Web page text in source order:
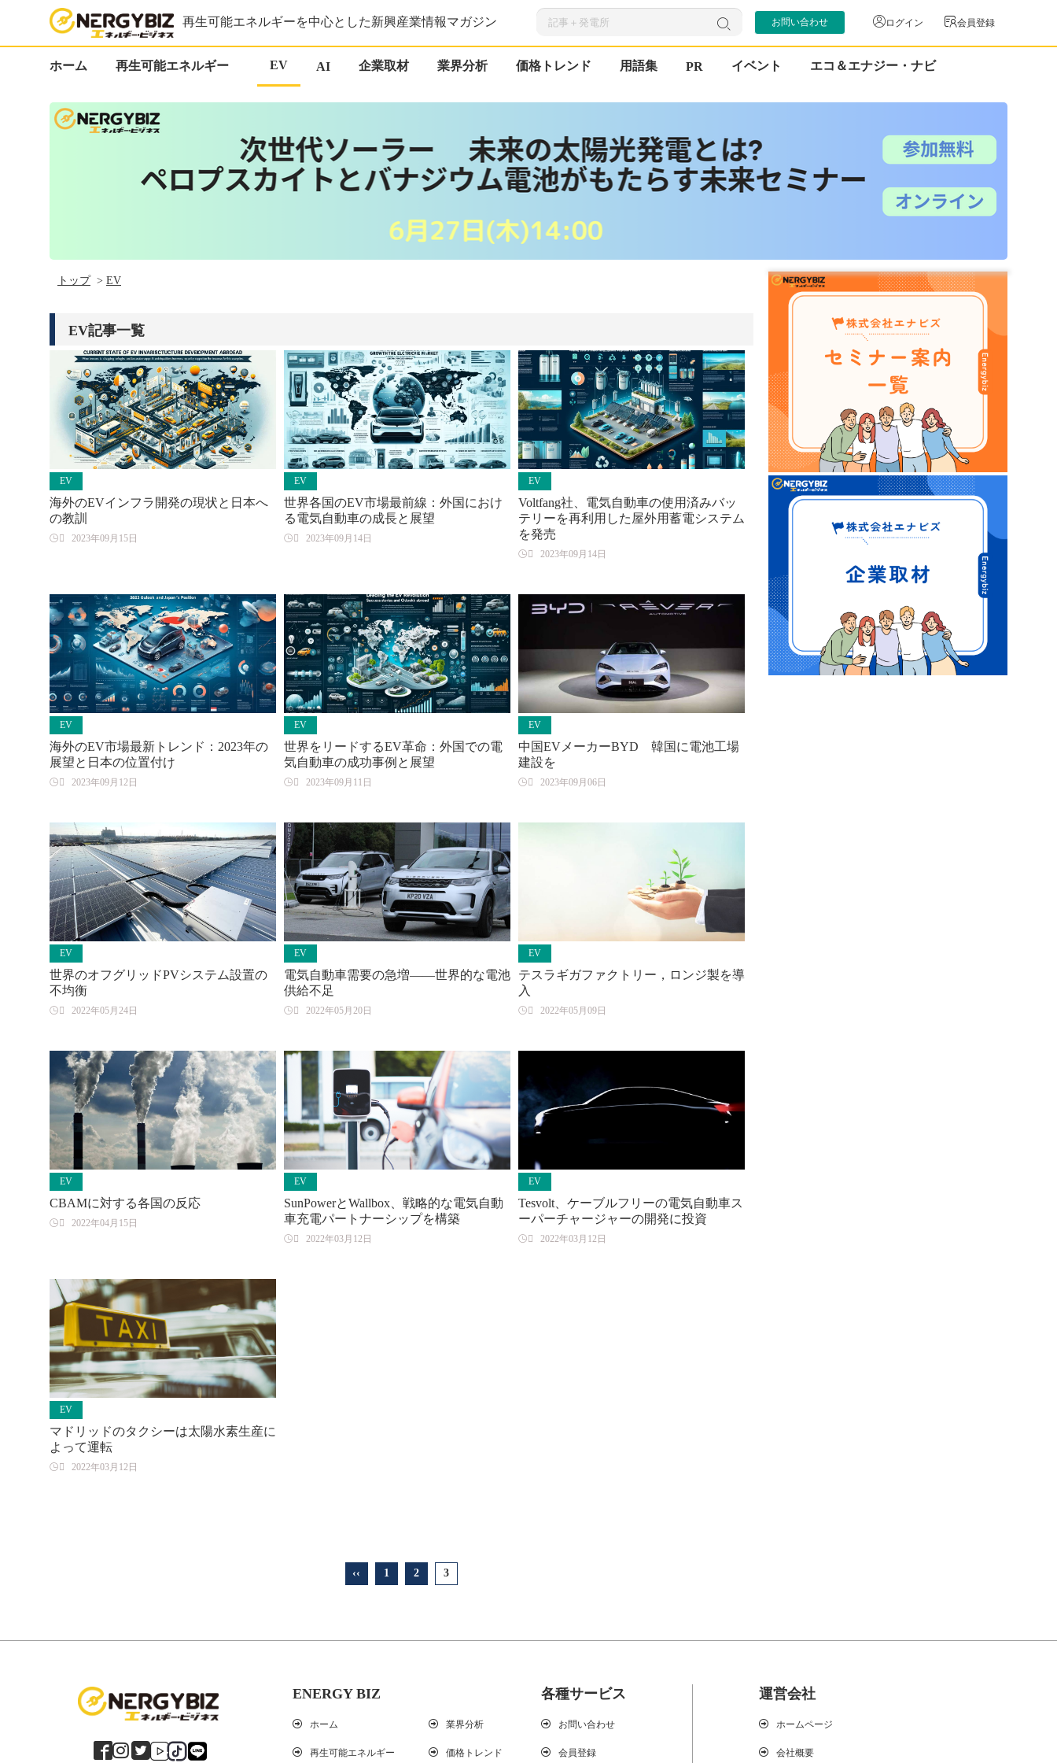
再生可能エネルギーを中心とした新興産業情報マガジン お問い合わせ ログイン 会員登録
ホーム 再生可能エネルギー EV AI 企業取材 業界分析 価格トレンド 用語集 PR イベント エコ＆エナジー・ナビ
トップ EV
EV記事一覧
EV
海外のEVインフラ開発の現状と日本へ
の教訓
 2023年09月15日
EV
世界各国のEV市場最前線：外国におけ
る電気自動車の成長と展望
 2023年09月14日
EV
Voltfang社、電気自動車の使用済みバッ
テリーを再利用した屋外用蓄電システム
を発売
 2023年09月14日
EV
海外のEV市場最新トレンド：2023年の
展望と日本の位置付け
 2023年09月12日
EV
世界をリードするEV革命：外国での電
気自動車の成功事例と展望
 2023年09月11日
EV
中国EVメーカーBYD 韓国に電池工場
建設を
 2023年09月06日
EV
世界のオフグリッドPVシステム設置の
不均衡
 2022年05月24日
EV
電気自動車需要の急増――世界的な電池
供給不足
 2022年05月20日
EV
テスラギガファクトリー，ロンジ製を導
入
 2022年05月09日
EV
CBAMに対する各国の反応
 2022年04月15日
EV
SunPowerとWallbox、戦略的な電気自動
車充電パートナーシップを構築
 2022年03月12日
EV
Tesvolt、ケーブルフリーの電気自動車ス
ーパーチャージャーの開発に投資
 2022年03月12日
EV
マドリッドのタクシーは太陽水素生産に
よって運転
 2022年03月12日
‹‹ 1 2 3
ENERGY BIZ
ホーム
再生可能エネルギー
業界分析
価格トレンド
各種サービス
お問い合わせ
会員登録
運営会社
ホームページ
会社概要